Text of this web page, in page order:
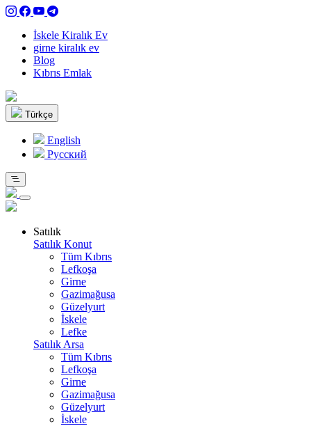
İskele Kiralık Ev
girne kiralık ev
Blog
Kıbrıs Emlak
Türkçe
English
Pусский
Satılık
Satılık Konut
Tüm Kıbrıs
Lefkoşa
Girne
Gazimağusa
Güzelyurt
İskele
Lefke
Satılık Arsa
Tüm Kıbrıs
Lefkoşa
Girne
Gazimağusa
Güzelyurt
İskele